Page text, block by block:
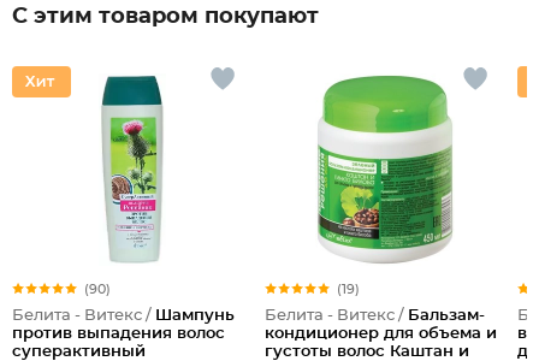
С этим товаром покупают
(90)
Белита - Витекс / Шампунь
против выпадения волос
суперактивный
(19)
Белита - Витекс / Бальзам-
кондиционер для объема и
густоты волос Каштан и